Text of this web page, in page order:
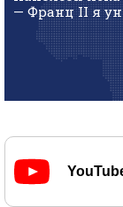
— Франц II я